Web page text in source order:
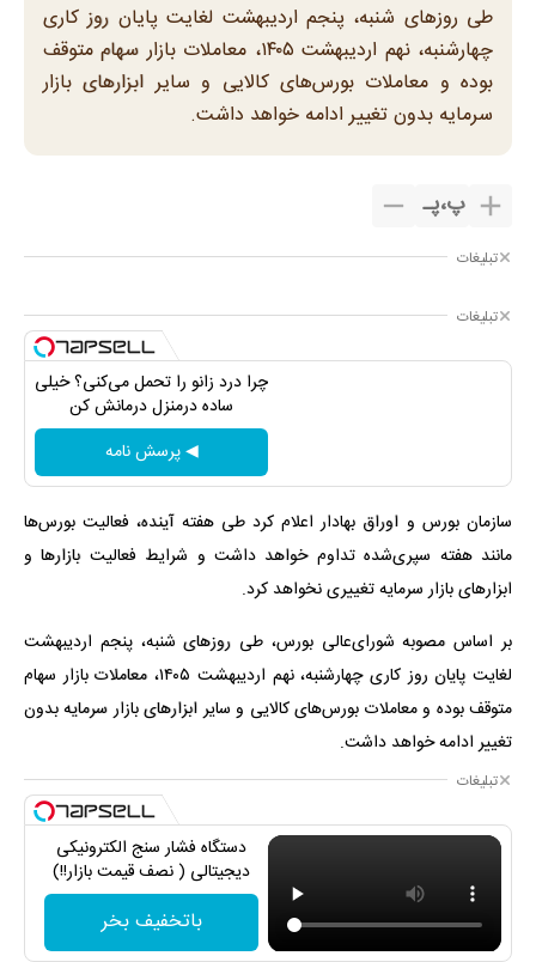
طی روزهای ‌شنبه، پنجم اردیبهشت لغایت پایان روز کاری
چهارشنبه، نهم اردیبهشت ۱۴۰۵، معاملات بازار سهام متوقف
بوده و معاملات بورس‌های کالایی و سایر ابزارهای بازار
سرمایه بدون تغییر ادامه خواهد داشت.
پ،پـ
تبلیغات
تبلیغات
چرا درد زانو را تحمل می‌کنی؟ خیلی
ساده درمنزل درمانش کن
◀ پرسش نامه
سازمان بورس و اوراق بهادار اعلام کرد طی هفته آینده، فعالیت بورس‌ها
مانند هفته سپری‌شده تداوم خواهد داشت و شرایط فعالیت بازارها و
ابزارهای بازار سرمایه تغییری نخواهد کرد.
بر اساس مصوبه شورای‌عالی بورس، طی روزهای ‌شنبه، پنجم اردیبهشت
لغایت پایان روز کاری چهارشنبه، نهم اردیبهشت ۱۴۰۵، معاملات بازار سهام
متوقف بوده و معاملات بورس‌های کالایی و سایر ابزارهای بازار سرمایه بدون
تغییر ادامه خواهد داشت.
تبلیغات
دستگاه فشار سنج الکترونیکی
دیجیتالی ( نصف قیمت بازار!!)
باتخفیف بخر